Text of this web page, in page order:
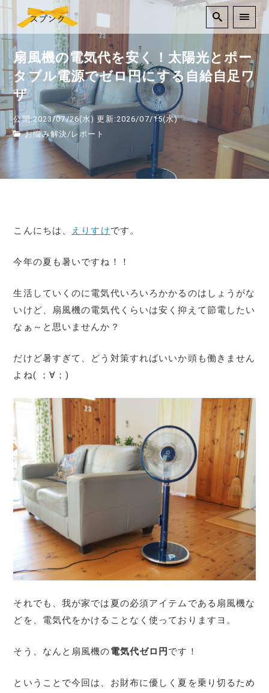
扇風機の電気代を安く！太陽光とポー
タブル電源でゼロ円にする自給自足ワ
ザ
公開:2023/07/26(水) 更新:2026/07/15(水)
お悩み解決/ レポート
こんにちは、 えりすけです。
今年の夏も暑いですね！！
生活していくのに電気代いろいろかかるのはしょうがな
いけど、扇風機の電気代くらいは安く抑えて節電したい
なぁ～と思いませんか？
だけど暑すぎて、どう対策すればいいか頭も働きません
よね( ；∀；)
それでも、我が家では夏の必須アイテムである扇風機な
どを、電気代をかけることなく使っておりますヨ。
そう、なんと扇風機の電気代ゼロ円 です！
ということで今回は、お財布に優しく夏を乗り切るため